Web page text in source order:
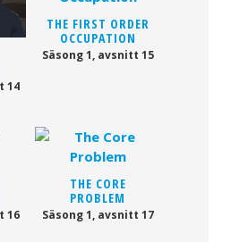
14
THE FIRST ORDER
OCCUPATION
Säsong 1, avsnitt 15
16
THE CORE
PROBLEM
Säsong 1, avsnitt 17